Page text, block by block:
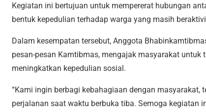
Kegiatan ini bertujuan untuk mempererat hubungan
bentuk kepedulian terhadap warga yang masih
Dalam kesempatan tersebut, Anggota
pesan-pesan Kamtibmas, mengajak masyarakat untuk
meningkatkan kepedulian sosial.
“Kami ingin berbagi kebahagiaan dengan masyarakat,
perjalanan saat waktu berbuka tiba. Semoga kegiatan